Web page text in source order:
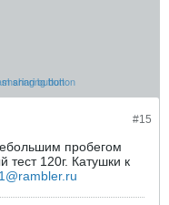
#15
пробегом
тест 120г. Катушки к